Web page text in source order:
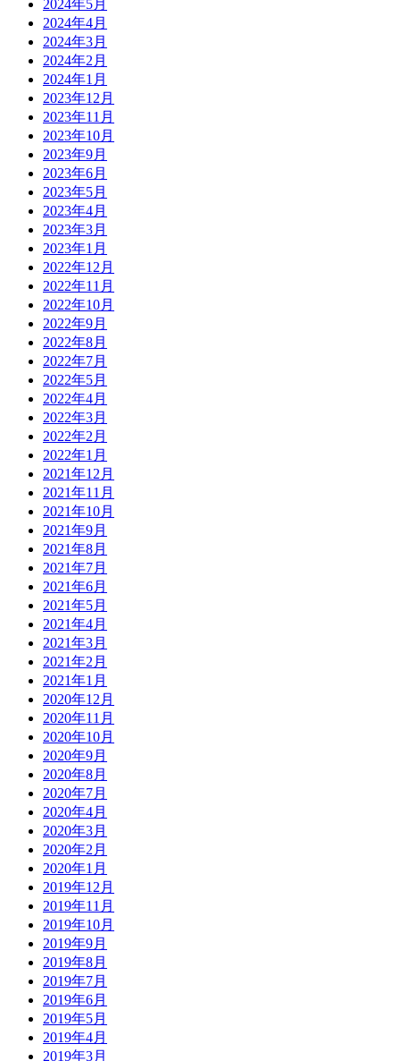
2024年5月
2024年4月
2024年3月
2024年2月
2024年1月
2023年12月
2023年11月
2023年10月
2023年9月
2023年6月
2023年5月
2023年4月
2023年3月
2023年1月
2022年12月
2022年11月
2022年10月
2022年9月
2022年8月
2022年7月
2022年5月
2022年4月
2022年3月
2022年2月
2022年1月
2021年12月
2021年11月
2021年10月
2021年9月
2021年8月
2021年7月
2021年6月
2021年5月
2021年4月
2021年3月
2021年2月
2021年1月
2020年12月
2020年11月
2020年10月
2020年9月
2020年8月
2020年7月
2020年4月
2020年3月
2020年2月
2020年1月
2019年12月
2019年11月
2019年10月
2019年9月
2019年8月
2019年7月
2019年6月
2019年5月
2019年4月
2019年3月